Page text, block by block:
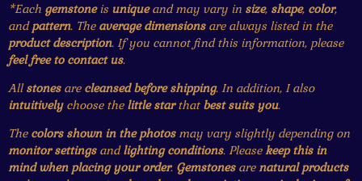
*Each gemstoneis uniqueand may vary in size, shape, color,
andpattern. The average dimensionsare always listed in the
product description. If you cannot find this information, please
feel free to contact us.
Allstonesare cleansed before shipping. In addition, I also
intuitivelychoose the little starthat best suits you.
The colors shown in the photosmay vary slightly depending on
monitor settingsandlighting conditions. Pleasekeep this in
mind when placing your order. Gemstonesarenatural products